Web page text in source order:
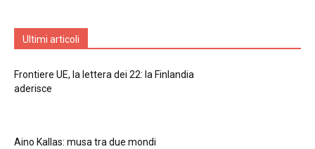
Ultimi articoli
Frontiere UE, la lettera dei 22: la Finlandia
aderisce
Aino Kallas: musa tra due mondi